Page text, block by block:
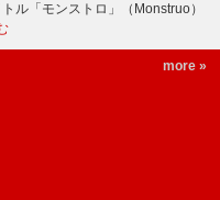
ル「モンストロ」（Monstruo）
more »